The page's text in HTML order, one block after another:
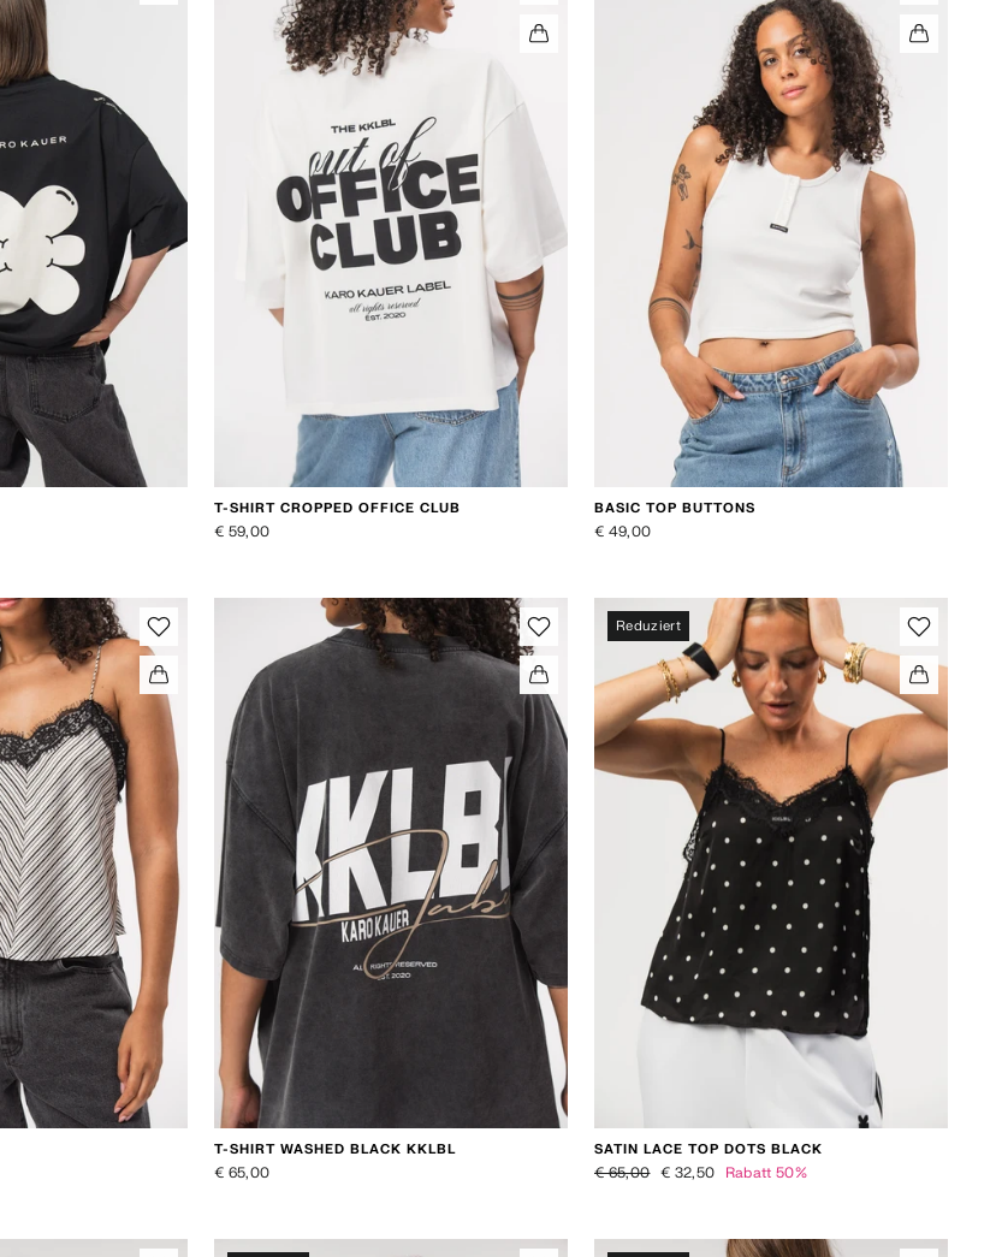
T-SHIRT CROPPED OFFICE CLUB
€ 59,00
BASIC TOP BUTTONS
€ 49,00
T-SHIRT WASHED BLACK KKLBL
€ 65,00
Reduziert
SATIN LACE TOP DOTS BLACK
Normaler Preis
€ 65,00 Sonderpreis
€ 32,50 Rabatt 50%